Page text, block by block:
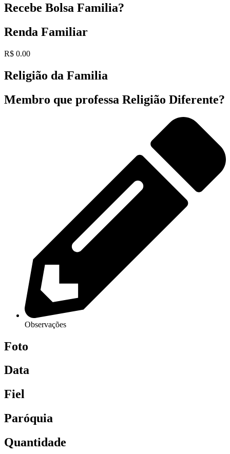
Recebe Bolsa Familia?
Renda Familiar
R$ 0.00
Religião da Familia
Membro que professa Religião Diferente?
Observações
Foto
Data
Fiel
Paróquia
Quantidade